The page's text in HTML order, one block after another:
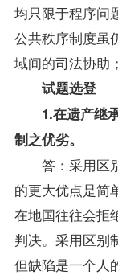
均只限于程序问
公共秩序制度虽
域间的司法协助
试题选登
1.在遗产继
制之优劣。
答：采用区别
的更大优点是简
在地国往往会拒
判决。采用区别
但缺陷是一个人